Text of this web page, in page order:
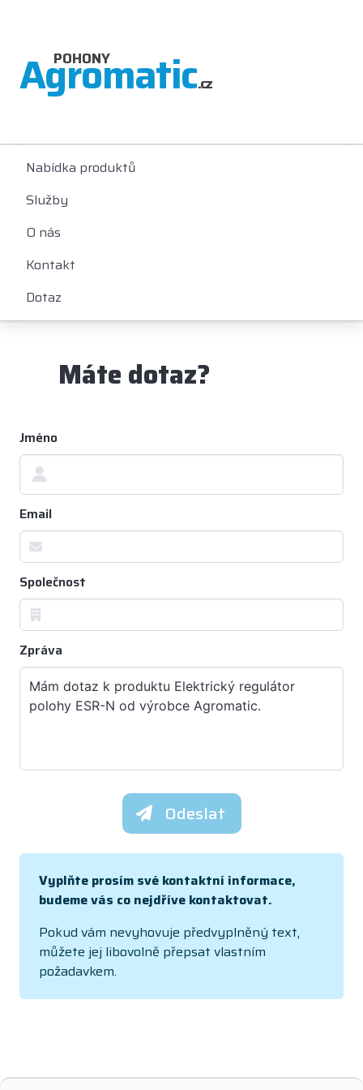
POHONY
Agromatic.cz
Nabídka produktů
Služby
O nás
Kontakt
Dotaz
Máte dotaz?
Jméno
Email
Společnost
Zpráva
Odeslat
Vyplňte prosím své kontaktní informace,
budeme vás co nejdříve kontaktovat.
Pokud vám nevyhovuje předvyplněný text,
můžete jej libovolně přepsat vlastním
požadavkem.